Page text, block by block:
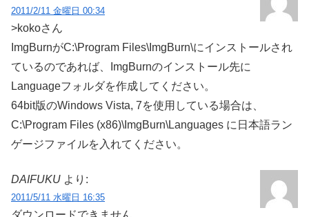
2011/2/11 金曜日 00:34
>kokoさん
ImgBurnがC:\Program Files\ImgBurn\にインストールされ
ているのであれば、ImgBurnのインストール先に
Languageフォルダを作成してください。
64bit版のWindows Vista, 7を使用している場合は、
C:\Program Files (x86)\ImgBurn\Languages に日本語ラン
ゲージファイルを入れてください。
DAIFUKU より:
2011/5/11 水曜日 16:35
ダウンロードできません